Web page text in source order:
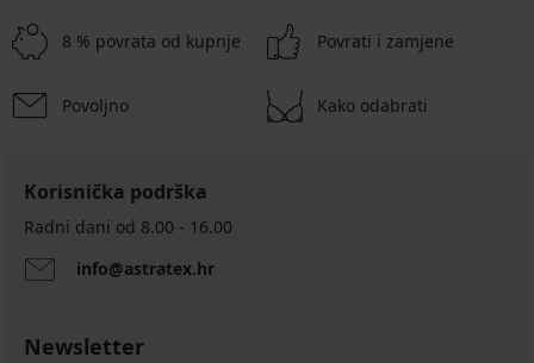
8 % povrata od kupnje Povrati i zamjene
Povoljno Kako odabrati
Korisnička podrška
Radni dani od 8.00 - 16.00
info@astratex.hr
Newsletter